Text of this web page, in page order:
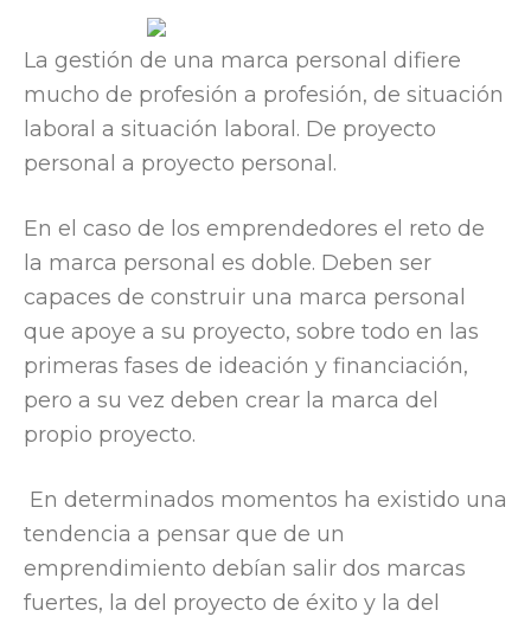
La gestión de una marca personal difiere
mucho de profesión a profesión, de situación
laboral a situación laboral. De proyecto
personal a proyecto personal.
En el caso de los emprendedores el reto de
la marca personal es doble. Deben ser
capaces de construir una marca personal
que apoye a su proyecto, sobre todo en las
primeras fases de ideación y financiación,
pero a su vez deben crear la marca del
propio proyecto.
En determinados momentos ha existido una
tendencia a pensar que de un
emprendimiento debían salir dos marcas
fuertes, la del proyecto de éxito y la del